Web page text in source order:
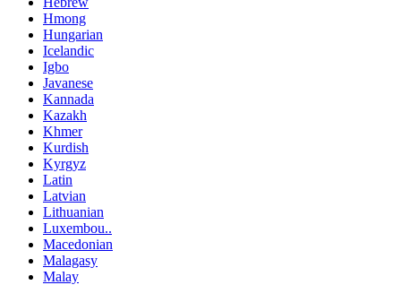
Hmong
Hungarian
Icelandic
Igbo
Javanese
Kannada
Kazakh
Khmer
Kurdish
Kyrgyz
Latin
Latvian
Lithuanian
Luxembou..
Macedonian
Malagasy
Malay